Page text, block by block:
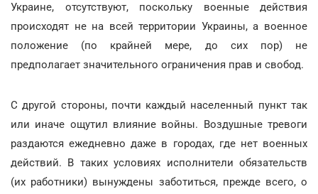
Украине, отсутствуют, поскольку военные действия
происходят не на всей территории Украины, а военное
положение (по крайней мере, до сих пор) не
предполагает значительного ограничения прав и свобод.
С другой стороны, почти каждый населенный пункт так
или иначе ощутил влияние войны. Воздушные тревоги
раздаются ежедневно даже в городах, где нет военных
действий. В таких условиях исполнители обязательств
(их работники) вынуждены заботиться, прежде всего, о